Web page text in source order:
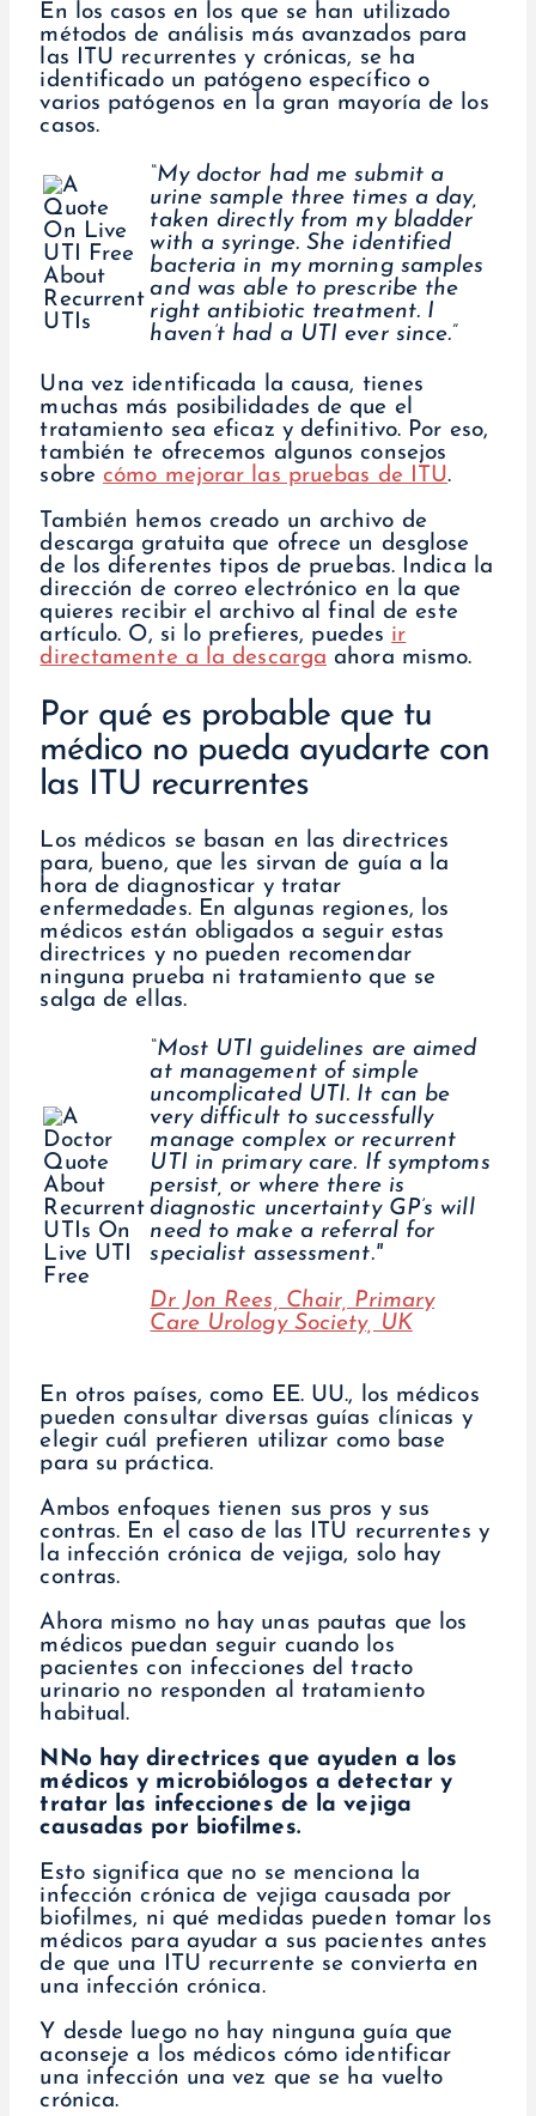
En los casos en los que se han utilizado
métodos de análisis más avanzados para
las ITU recurrentes y crónicas, se ha
identificado un patógeno específico o
varios patógenos en la gran mayoría de los
casos.
“My doctor had me submit a
urine sample three times a day,
taken directly from my bladder
with a syringe. She identified
bacteria in my morning samples
and was able to prescribe the
right antibiotic treatment. I
haven’t had a UTI ever since.”
Una vez identificada la causa, tienes
muchas más posibilidades de que el
tratamiento sea eficaz y definitivo. Por eso,
también te ofrecemos algunos consejos
sobre cómo mejorar las pruebas de ITU.
También hemos creado un archivo de
descarga gratuita que ofrece un desglose
de los diferentes tipos de pruebas. Indica la
dirección de correo electrónico en la que
quieres recibir el archivo al final de este
artículo. O, si lo prefieres, puedes ir
directamente a la descarga ahora mismo.
Por qué es probable que tu
médico no pueda ayudarte con
las ITU recurrentes
Los médicos se basan en las directrices
para, bueno, que les sirvan de guía a la
hora de diagnosticar y tratar
enfermedades. En algunas regiones, los
médicos están obligados a seguir estas
directrices y no pueden recomendar
ninguna prueba ni tratamiento que se
salga de ellas.
“Most UTI guidelines are aimed
at management of simple
uncomplicated UTI. It can be
very difficult to successfully
manage complex or recurrent
UTI in primary care. If symptoms
persist, or where there is
diagnostic uncertainty GP’s will
need to make a referral for
specialist assessment."
Dr Jon Rees, Chair, Primary
Care Urology Society, UK
En otros países, como EE. UU., los médicos
pueden consultar diversas guías clínicas y
elegir cuál prefieren utilizar como base
para su práctica.
Ambos enfoques tienen sus pros y sus
contras. En el caso de las ITU recurrentes y
la infección crónica de vejiga, solo hay
contras.
Ahora mismo no hay unas pautas que los
médicos puedan seguir cuando los
pacientes con infecciones del tracto
urinario no responden al tratamiento
habitual.
NNo hay directrices que ayuden a los
médicos y microbiólogos a detectar y
tratar las infecciones de la vejiga
causadas por biofilmes.
Esto significa que no se menciona la
infección crónica de vejiga causada por
biofilmes, ni qué medidas pueden tomar los
médicos para ayudar a sus pacientes antes
de que una ITU recurrente se convierta en
una infección crónica.
Y desde luego no hay ninguna guía que
aconseje a los médicos cómo identificar
una infección una vez que se ha vuelto
crónica.